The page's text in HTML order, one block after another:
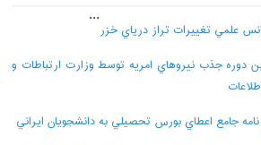
علمي تغييرات تراز درياي خزر
دوره جذب نيروهاي امريه توسط وزارت ارتباطات و
جامع اعطاي بورس تحصيلي به دانشجويان ايراني
...